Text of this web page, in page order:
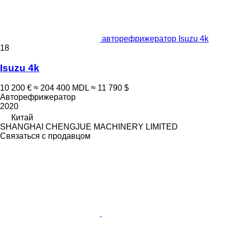
авторефрижератор Isuzu 4k
18
Isuzu 4k
10 200 € ≈ 204 400 MDL ≈ 11 790 $
Авторефрижератор
2020
Китай
SHANGHAI CHENGJUE MACHINERY LIMITED
Связаться с продавцом